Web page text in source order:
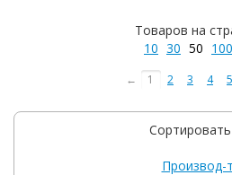
Товаров на
10 30 50 100
← 1 2 3 4 5
Производ-